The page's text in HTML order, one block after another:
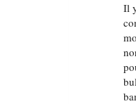
Il